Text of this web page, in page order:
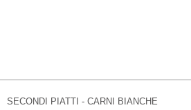
SECONDI PIATTI - CARNI BIANCHE